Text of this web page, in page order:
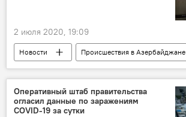
2 июля 2020, 19:09
Новости
Происшествия в Азербайджане
Происшествия
ЖИЗНЬ
Агентство продовольственной безопасности АР
Оперативный штаб правительства
огласил данные по заражениям
COVID-19 за сутки